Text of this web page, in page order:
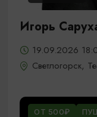
Игорь
19.09.2026
Светлогорск,
ОТ 500₽